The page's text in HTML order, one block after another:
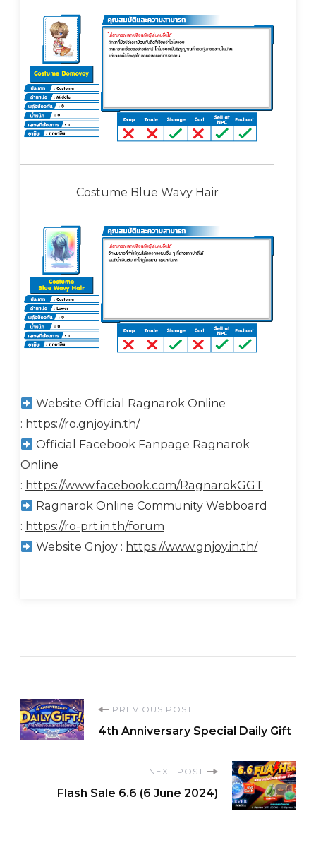
Costume Blue Wavy Hair
Website Official Ragnarok Online
: https://ro.gnjoy.in.th/
Official Facebook Fanpage Ragnarok
Online
: https://www.facebook.com/RagnarokGGT
Ragnarok Online Community Webboard
: https://ro-prt.in.th/forum
Website Gnjoy : https://www.gnjoy.in.th/
Post
Navigation
PREVIOUS POST
4th Anniversary Special Daily Gift
NEXT POST
Flash Sale 6.6 (6 June 2024)